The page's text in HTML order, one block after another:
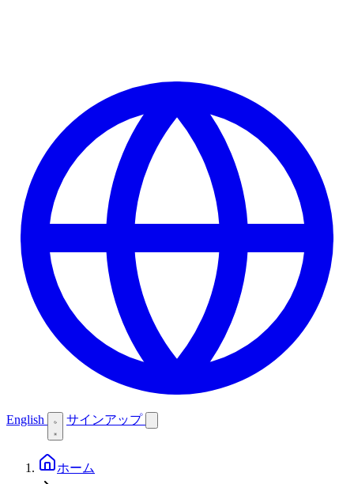
English サインアップ
ホーム